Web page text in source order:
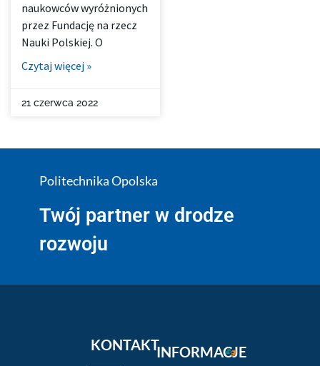
naukowców wyróżnionych
przez Fundację na rzecz
Nauki Polskiej. O
Czytaj więcej »
21 czerwca 2022
Politechnika Opolska
Twój partner w drodze
rozwoju
KONTAKTINFORMACJE